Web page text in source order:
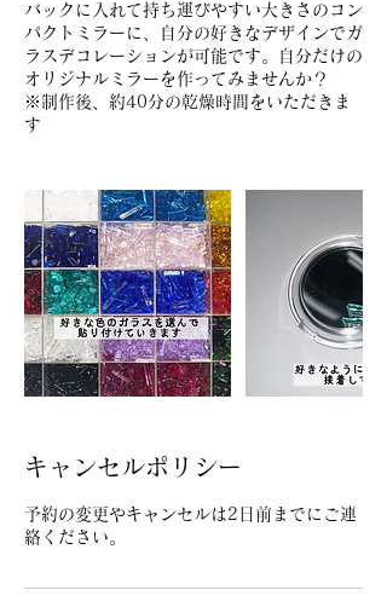
バックに入れて持ち運びやすい大きさのコン
パクトミラーに、自分の好きなデザインでガ
ラスデコレーションが可能です。自分だけの
オリジナルミラーを作ってみませんか？
※制作後、約40分の乾燥時間をいただきま
す
キャンセルポリシー
予約の変更やキャンセルは2日前までにご連
絡ください。